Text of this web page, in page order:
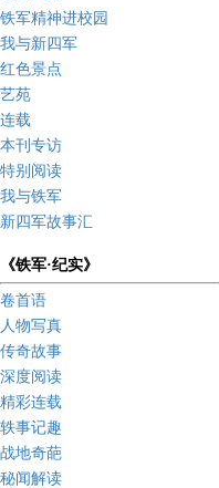
铁军精神进校园
我与新四军
红色景点
艺苑
连载
本刊专访
特别阅读
我与铁军
新四军故事汇
《铁军·纪实》
卷首语
人物写真
传奇故事
深度阅读
精彩连载
轶事记趣
战地奇葩
秘闻解读